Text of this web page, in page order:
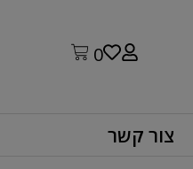
0
צור קשר